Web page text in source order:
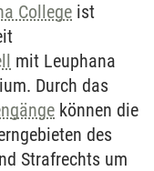
College ist
mit Leuphana
Durch das
können die
des
Strafrechts um